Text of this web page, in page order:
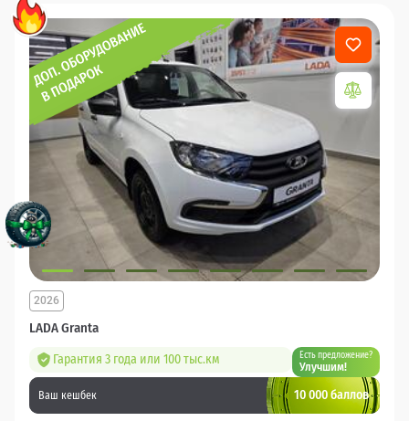
LADA Granta
2026
Гарантия 3 года или 100 тыс.км Есть предложение?
Улучшим!
Ваш кешбек 10 000 баллов